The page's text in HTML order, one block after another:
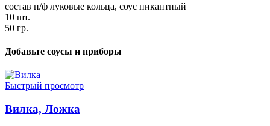
состав п/ф луковые кольца, соус пикантный
10 шт.
50 гр.
Добавьте соусы и приборы
Быстрый просмотр
Вилка, Ложка